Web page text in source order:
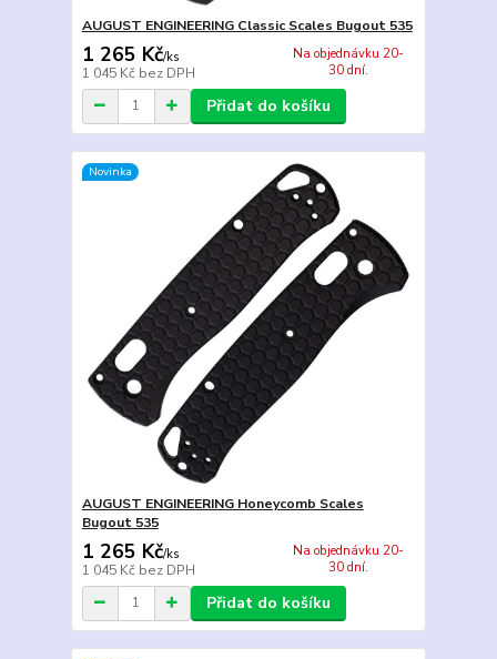
AUGUST ENGINEERING Classic Scales Bugout 535
1 265 Kč/ks
1 045 Kč bez DPH
Na objednávku 20-
30 dní.
Přidat do košíku
Novinka
AUGUST ENGINEERING Honeycomb Scales
Bugout 535
1 265 Kč/ks
1 045 Kč bez DPH
Na objednávku 20-
30 dní.
Přidat do košíku